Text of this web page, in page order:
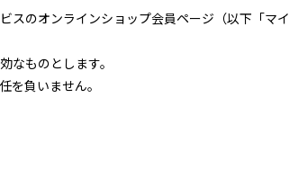
のオンラインショップ会員ページ（以下「マ
なものとします。
を負いません。